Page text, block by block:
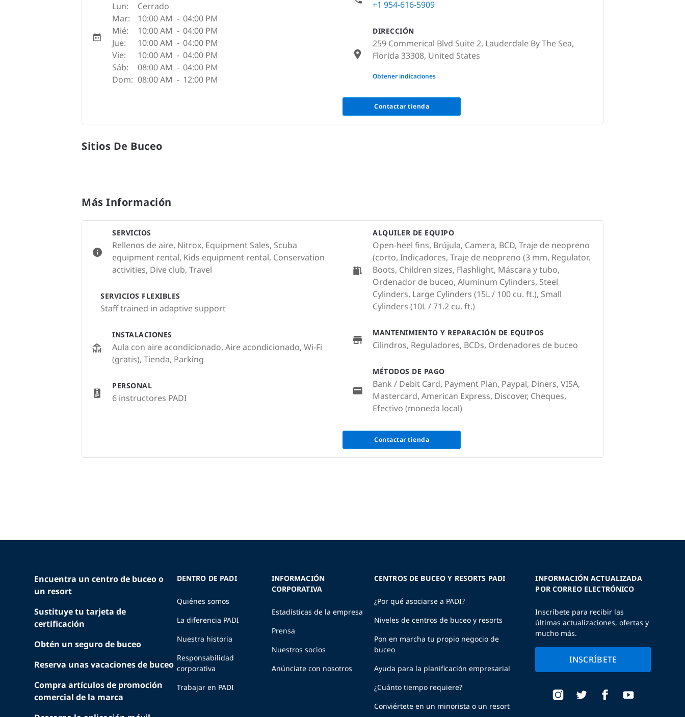
Lun:
Cerrado
Mar:
10:00 AM - 04:00 PM
Mié:
10:00 AM - 04:00 PM
Jue:
10:00 AM - 04:00 PM
Vie:
10:00 AM - 04:00 PM
Sáb:
08:00 AM - 04:00 PM
Dom: 08:00 AM - 12:00 PM
+1 954-616-5909
DIRECCIÓN
259 Commerical Blvd Suite 2, Lauderdale By The Sea,
Florida 33308, United States
None
Obtener indicaciones
Contactar tienda
Sitios De Buceo
Más Información
SERVICIOS
Rellenos de aire, Nitrox, Equipment Sales, Scuba
equipment rental, Kids equipment rental, Conservation
activities, Dive club, Travel
SERVICIOS FLEXIBLES
Staff trained in adaptive support
INSTALACIONES
Aula con aire acondicionado, Aire acondicionado, Wi-Fi
(gratis), Tienda, Parking
PERSONAL
6 instructores PADI
ALQUILER DE EQUIPO
Open-heel fins, Brújula, Camera, BCD, Traje de neopreno
(corto, Indicadores, Traje de neopreno (3 mm, Regulator,
Boots, Children sizes, Flashlight, Máscara y tubo,
Ordenador de buceo, Aluminum Cylinders, Steel
Cylinders, Large Cylinders (15L / 100 cu. ft.), Small
Cylinders (10L / 71.2 cu. ft.)
MANTENIMIENTO Y REPARACIÓN DE EQUIPOS
Cilindros, Reguladores, BCDs, Ordenadores de buceo
MÉTODOS DE PAGO
Bank / Debit Card, Payment Plan, Paypal, Diners, VISA,
Mastercard, American Express, Discover, Cheques,
Efectivo (moneda local)
Contactar tienda
Encuentra un centro de buceo o
un resort
Sustituye tu tarjeta de
certificación
Obtén un seguro de buceo
Reserva unas vacaciones de buceo
Compra artículos de promoción
comercial de la marca
DENTRO DE PADI
Quiénes somos
La diferencia PADI
Nuestra historia
Responsabilidad
corporativa
Trabajar en PADI
INFORMACIÓN
CORPORATIVA
Estadísticas de la empresa
Prensa
Nuestros socios
Anúnciate con nosotros
CENTROS DE BUCEO Y RESORTS PADI
¿Por qué asociarse a PADI?
Niveles de centros de buceo y resorts
Pon en marcha tu propio negocio de
buceo
Ayuda para la planificación empresarial
¿Cuánto tiempo requiere?
Conviértete en un minorista o un resort
INFORMACIÓN ACTUALIZADA
POR CORREO ELECTRÓNICO
Inscríbete para recibir las
últimas actualizaciones, ofertas y
mucho más.
INSCRÍBETE